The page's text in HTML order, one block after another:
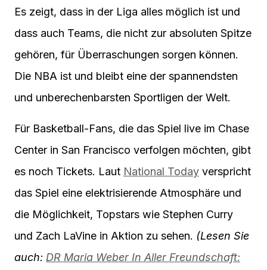
Es zeigt, dass in der Liga alles möglich ist und
dass auch Teams, die nicht zur absoluten Spitze
gehören, für Überraschungen sorgen können.
Die NBA ist und bleibt eine der spannendsten
und unberechenbarsten Sportligen der Welt.
Für Basketball-Fans, die das Spiel live im Chase
Center in San Francisco verfolgen möchten, gibt
es noch Tickets. Laut National Today verspricht
das Spiel eine elektrisierende Atmosphäre und
die Möglichkeit, Topstars wie Stephen Curry
und Zach LaVine in Aktion zu sehen. (Lesen Sie
auch: DR Maria Weber In Aller Freundschaft: